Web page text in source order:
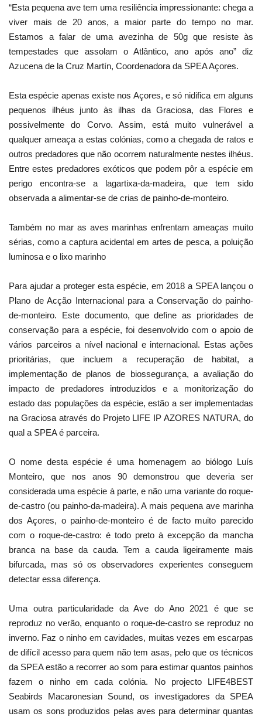
“Esta pequena ave tem uma resiliência impressionante: chega a
viver mais de 20 anos, a maior parte do tempo no mar.
Estamos a falar de uma avezinha de 50g que resiste às
tempestades que assolam o Atlântico, ano após ano” diz
Azucena de la Cruz Martín, Coordenadora da SPEA Açores.
Esta espécie apenas existe nos Açores, e só nidifica em alguns
pequenos ilhéus junto às ilhas da Graciosa, das Flores e
possivelmente do Corvo. Assim, está muito vulnerável a
qualquer ameaça a estas colónias, como a chegada de ratos e
outros predadores que não ocorrem naturalmente nestes ilhéus.
Entre estes predadores exóticos que podem pôr a espécie em
perigo encontra-se a lagartixa-da-madeira, que tem sido
observada a alimentar-se de crias de painho-de-monteiro.
Também no mar as aves marinhas enfrentam ameaças muito
sérias, como a captura acidental em artes de pesca, a poluição
luminosa e o lixo marinho
Para ajudar a proteger esta espécie, em 2018 a SPEA lançou o
Plano de Acção Internacional para a Conservação do painho-
de-monteiro. Este documento, que define as prioridades de
conservação para a espécie, foi desenvolvido com o apoio de
vários parceiros a nível nacional e internacional. Estas ações
prioritárias, que incluem a recuperação de habitat, a
implementação de planos de biossegurança, a avaliação do
impacto de predadores introduzidos e a monitorização do
estado das populações da espécie, estão a ser implementadas
na Graciosa através do Projeto LIFE IP AZORES NATURA, do
qual a SPEA é parceira.
O nome desta espécie é uma homenagem ao biólogo Luís
Monteiro, que nos anos 90 demonstrou que deveria ser
considerada uma espécie à parte, e não uma variante do roque-
de-castro (ou painho-da-madeira). A mais pequena ave marinha
dos Açores, o painho-de-monteiro é de facto muito parecido
com o roque-de-castro: é todo preto à excepção da mancha
branca na base da cauda. Tem a cauda ligeiramente mais
bifurcada, mas só os observadores experientes conseguem
detectar essa diferença.
Uma outra particularidade da Ave do Ano 2021 é que se
reproduz no verão, enquanto o roque-de-castro se reproduz no
inverno. Faz o ninho em cavidades, muitas vezes em escarpas
de difícil acesso para quem não tem asas, pelo que os técnicos
da SPEA estão a recorrer ao som para estimar quantos painhos
fazem o ninho em cada colónia. No projecto LIFE4BEST
Seabirds Macaronesian Sound, os investigadores da SPEA
usam os sons produzidos pelas aves para determinar quantas